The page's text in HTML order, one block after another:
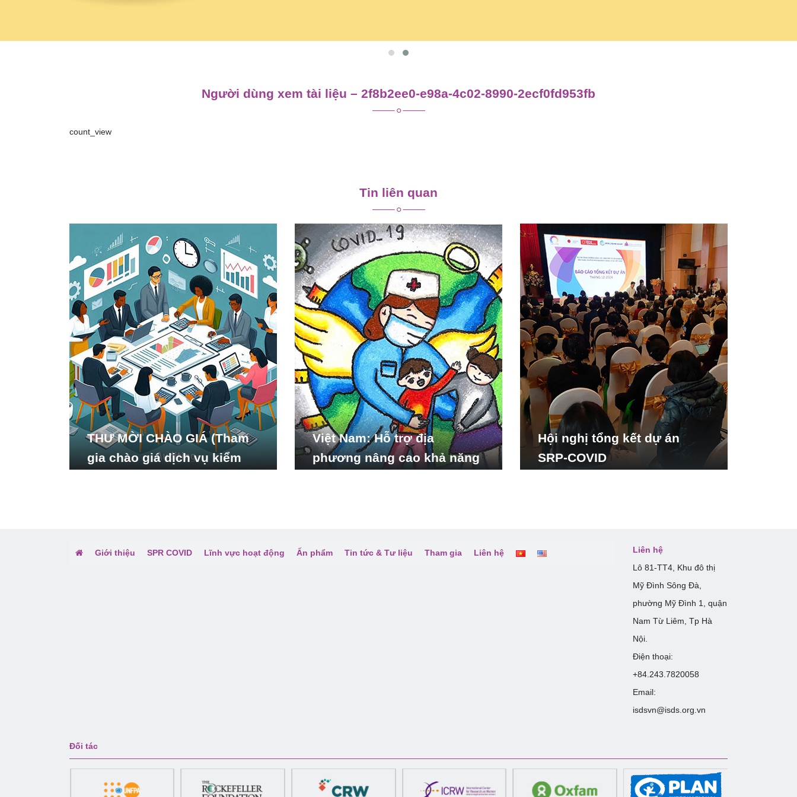
Người dùng xem tài liệu – 2f8b2ee0-e98a-4c02-8990-2ecf0fd953fb
count_view
viết
Tin liên quan
THƯ MỜI CHÀO GIÁ (Tham
gia chào giá dịch vụ kiểm
Việt Nam: Hỗ trợ địa
phương nâng cao khả năng
Hội nghị tổng kết dự án
SRP-COVID
Giới thiệu SPR COVID Lĩnh vực hoạt động Ấn phẩm Tin tức & Tư liệu Tham gia Liên hệ
Liên hệ
Lô 81-TT4, Khu đô thị
Mỹ Đình Sông Đà,
phường Mỹ Đình 1, quận
Nam Từ Liêm, Tp Hà
Nội.
Điện thoại:
+84.243.7820058
Email:
isdsvn@isds.org.vn
Đối tác